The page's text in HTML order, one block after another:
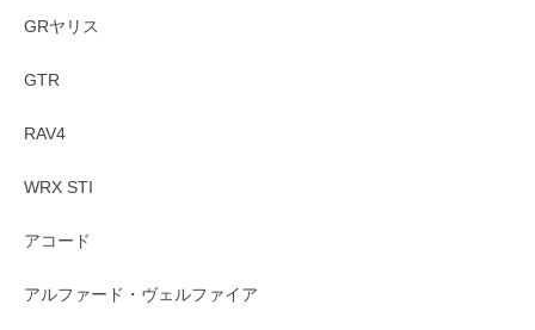
GRヤリス
GTR
RAV4
WRX STI
アコード
アルファード・ヴェルファイア